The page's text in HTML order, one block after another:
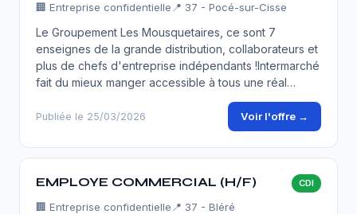
🏢 Entreprise confidentielle 📍 37 - Pocé-sur-Cisse
Le Groupement Les Mousquetaires, ce sont 7
enseignes de la grande distribution, collaborateurs et
plus de chefs d'entreprise indépendants !Intermarché
fait du mieux manger accessible à tous une réal…
Publiée le 25/03/2026 Voir l'offre →
EMPLOYE COMMERCIAL (H/F) CDI
🏢 Entreprise confidentielle 📍 37 - Bléré